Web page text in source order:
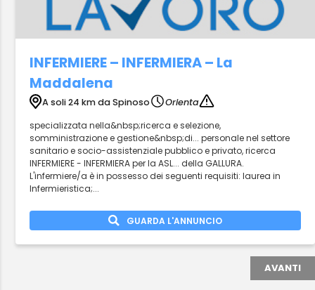
INFERMIERE – INFERMIERA – La
Maddalena
A soli 24 km da Spinoso
Orienta
specializzata nella&nbsp;ricerca e selezione,
somministrazione e gestione&nbsp;di... personale nel settore
sanitario e socio-assistenziale pubblico e privato, ricerca
INFERMIERE - INFERMIERA per la ASL... della GALLURA.
L'infermiere/a è in possesso dei seguenti requisiti: laurea in
Infermieristica;...
GUARDA L'ANNUNCIO
AVANTI